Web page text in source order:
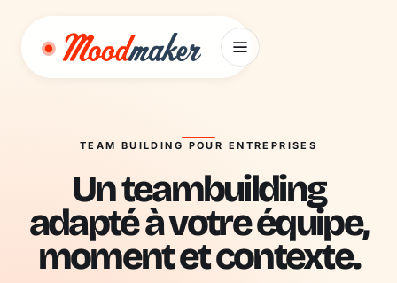
TEAM BUILDING POUR ENTREPRISES
Un teambuilding
adapté à votre équipe,
moment et contexte.